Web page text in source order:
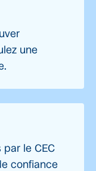
une
le CEC
confiance